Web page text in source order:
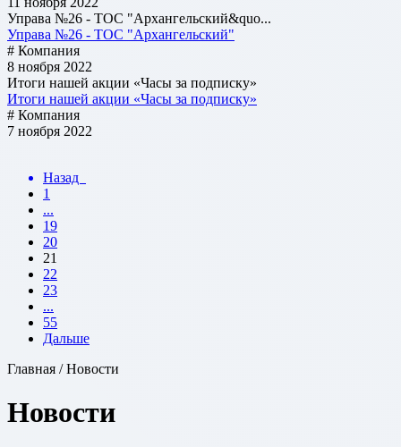
Управа №26 - ТОС "Архангельский&quo...
Управа №26 - ТОС "Архангельский"
# Компания
8 ноября 2022
Итоги нашей акции «Часы за подписку»
Итоги нашей акции «Часы за подписку»
# Компания
7 ноября 2022
Назад
1
...
19
20
21
22
23
...
55
Дальше
Главная / Новости
Новости